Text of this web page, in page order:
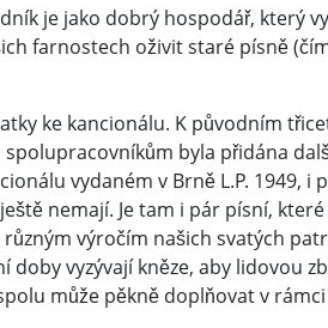
je jako dobrý hospodář, který
farnostech oživit staré písně
ke kancionálu. K původním
spolupracovníkům byla přidána
vydaném v Brně L.P. 1949,
nemají. Je tam i pár písní,
výročím našich svatých
doby vyzývají kněze, aby lidovou
může pěkně doplňovat v